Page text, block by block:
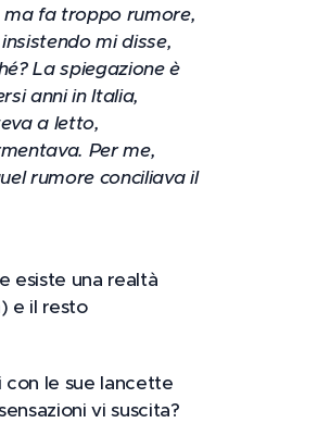
fa troppo rumore,
mi disse,
La spiegazione è
anni in Italia,
a letto,
Per me,
rumore conciliava il
esiste una realtà
e il resto
con le sue lancette
vi suscita?